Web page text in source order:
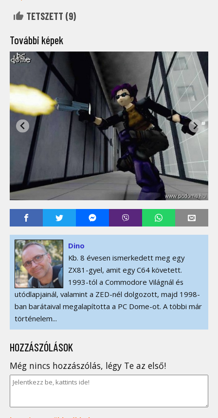
TETSZETT (9)
További képek
Dino
Kb. 8 évesen ismerkedett meg egy
ZX81-gyel, amit egy C64 követett.
1993-tól a Commodore Világnál és
utódlapjainál, valamint a ZED-nél dolgozott, majd 1998-
ban barátaival megalapította a PC Dome-ot. A többi már
történelem...
HOZZÁSZÓLÁSOK
Még nincs hozzászólás, légy Te az első!